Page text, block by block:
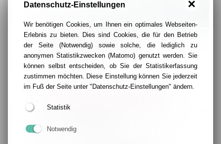
Allgemeine Sozialberatung (ASB)
Niederstraße 12-16
45141 Essen
0201 319375 906
Datenschutz-Einstellungen
Wir benötigen Cookies, um Ihnen ein optimales Webseiten-
Erlebnis zu bieten. Dies sind Cookies, die für den Betrieb
der Seite (Notwendig) sowie solche, die lediglich zu
anonymen Statistikzwecken (Matomo) genutzt werden. Sie
können selbst entscheiden, ob Sie der Statistikerfassung
zustimmen möchten. Diese Einstellung können Sie jederzeit
im Fuß der Seite unter "Datenschutz-Einstellungen" ändern.
Statistik
Notwendig